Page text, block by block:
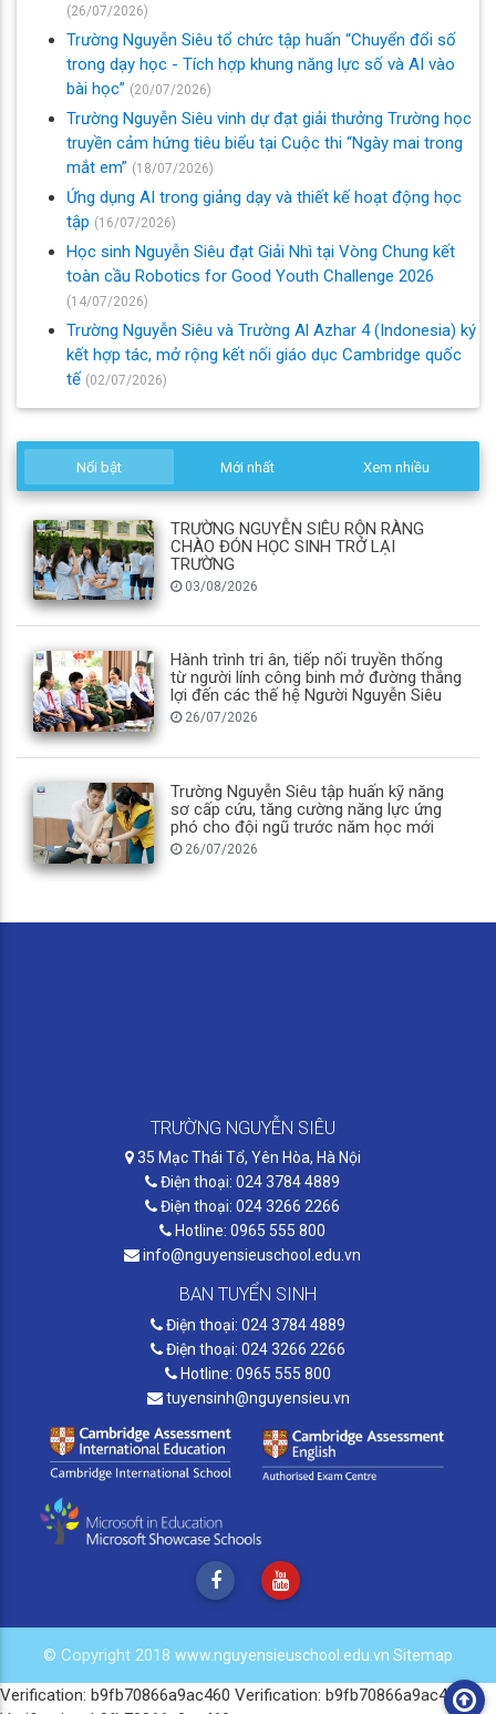
(26/07/2026)
Trường Nguyễn Siêu tổ chức tập huấn “Chuyển đổi số
trong dạy học - Tích hợp khung năng lực số và AI vào
bài học” (20/07/2026)
Trường Nguyễn Siêu vinh dự đạt giải thưởng Trường học
truyền cảm hứng tiêu biểu tại Cuộc thi “Ngày mai trong
mắt em” (18/07/2026)
Ứng dụng AI trong giảng dạy và thiết kế hoạt động học
tập (16/07/2026)
Học sinh Nguyễn Siêu đạt Giải Nhì tại Vòng Chung kết
toàn cầu Robotics for Good Youth Challenge 2026
(14/07/2026)
Trường Nguyễn Siêu và Trường Al Azhar 4 (Indonesia) ký
kết hợp tác, mở rộng kết nối giáo dục Cambridge quốc
tế (02/07/2026)
Nổi bật Mới nhất Xem nhiều
TRƯỜNG NGUYỄN SIÊU RỘN RÀNG
CHÀO ĐÓN HỌC SINH TRỞ LẠI
TRƯỜNG
03/08/2026
Hành trình tri ân, tiếp nối truyền thống
từ người lính công binh mở đường thắng
lợi đến các thế hệ Người Nguyễn Siêu
26/07/2026
Trường Nguyễn Siêu tập huấn kỹ năng
sơ cấp cứu, tăng cường năng lực ứng
phó cho đội ngũ trước năm học mới
26/07/2026
TRƯỜNG NGUYỄN SIÊU
35 Mạc Thái Tổ, Yên Hòa, Hà Nội
Điện thoại: 024 3784 4889
Điện thoại: 024 3266 2266
Hotline: 0965 555 800
info@nguyensieuschool.edu.vn
BAN TUYỂN SINH
Điện thoại: 024 3784 4889
Điện thoại: 024 3266 2266
Hotline: 0965 555 800
tuyensinh@nguyensieu.vn
© Copyright 2018 www.nguyensieuschool.edu.vn Sitemap
Verification: b9fb70866a9ac460 Verification: b9fb70866a9ac460